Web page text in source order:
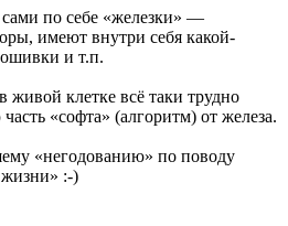
сами по себе «железки» —
имеют внутри себя какой-
и т.п.
живой клетке всё таки трудно
«софта» (алгоритм) от железа.
«негодованию» по поводу
жизни» :-)